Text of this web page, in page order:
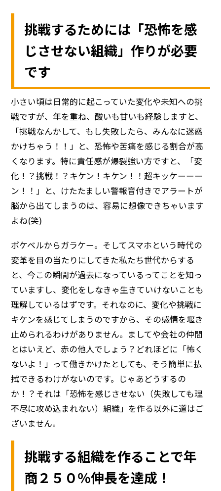
挑戦するためには「恐怖を感
じさせない組織」作りが必要
です
小さい頃は日常的に起こっていた変化や未知への挑
戦ですが、年を重ね、酸いも甘いも経験しますと、
「挑戦なんかして、もし失敗したら、みんなに迷惑
かけちゃう！！」と、恐怖や苦痛を感じる割合が高
くなります。特に責任感が爆裂強い方ですと、「変
化！？挑戦！？キケン！キケン！！超キッケーーー
ン！！」と、けたたましい警報音付きでアラートが
脳から出てしまうのは、容易に想像できちゃいます
よね(笑)
ポケベルからガラケー。そしてスマホという時代の
変革を目の当たりにしてきた私たち世代からする
と、今この瞬間が過去になっているってことを知っ
ていますし、変化をしなきゃ生きていけないことも
理解しているはずです。それなのに、変化や挑戦に
キケンを感じてしまうのですから、その感情を堰き
止められるわけがありません。ましてや会社の仲間
とはいえど、赤の他人でしょう？どれほどに「怖く
ないよ！」って働きかけたとしても、そう簡単に払
拭できるわけがないのです。じゃあどうするの
か！？それは「恐怖を感じさせない（失敗しても理
不尽に攻め込まれない）組織」を作る以外に道はご
ざいません。
挑戦する組織を作ることで年
商２５０％伸長を達成！